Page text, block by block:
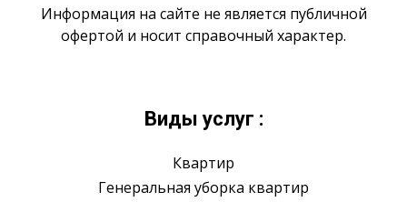
Информация на сайте не является публичной
офертой и носит справочный характер.
Виды услуг :
Квартир
Генеральная уборка квартир